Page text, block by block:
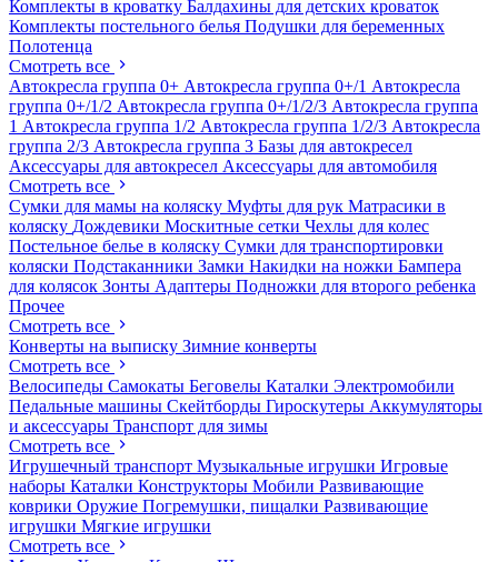
Комплекты в кроватку Балдахины для детских кроваток
Комплекты постельного белья Подушки для беременных
Полотенца
Смотреть все
Автокресла группа 0+ Автокресла группа 0+/1 Автокресла
группа 0+/1/2 Автокресла группа 0+/1/2/3 Автокресла группа
1 Автокресла группа 1/2 Автокресла группа 1/2/3 Автокресла
группа 2/3 Автокресла группа 3 Базы для автокресел
Аксессуары для автокресел Аксессуары для автомобиля
Смотреть все
Сумки для мамы на коляску Муфты для рук Матрасики в
коляску Дождевики Москитные сетки Чехлы для колес
Постельное белье в коляску Сумки для транспортировки
коляски Подстаканники Замки Накидки на ножки Бампера
для колясок Зонты Адаптеры Подножки для второго ребенка
Прочее
Смотреть все
Конверты на выписку Зимние конверты
Смотреть все
Велосипеды Самокаты Беговелы Каталки Электромобили
Педальные машины Скейтборды Гироскутеры Аккумуляторы
и аксессуары Транспорт для зимы
Смотреть все
Игрушечный транспорт Музыкальные игрушки Игровые
наборы Каталки Конструкторы Мобили Развивающие
коврики Оружие Погремушки, пищалки Развивающие
игрушки Мягкие игрушки
Смотреть все